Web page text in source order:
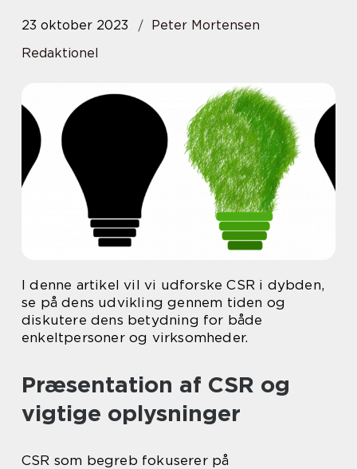
23 oktober 2023
Peter Mortensen
Redaktionel
I denne artikel vil vi udforske CSR i dybden,
se på dens udvikling gennem tiden og
diskutere dens betydning for både
enkeltpersoner og virksomheder.
Præsentation af CSR og
vigtige oplysninger
CSR som begreb fokuserer på